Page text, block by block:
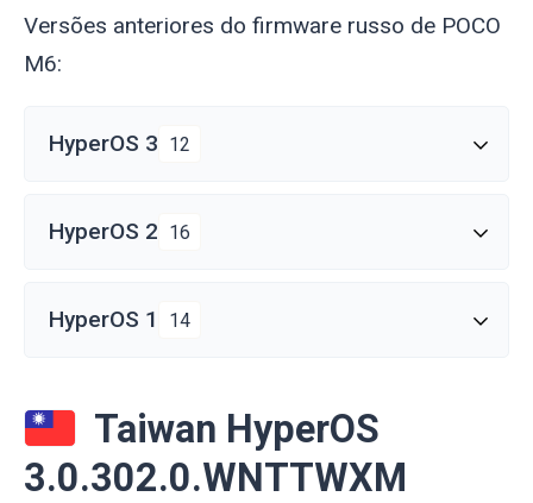
Versões anteriores do firmware russo de POCO
M6:
HyperOS 3 12
HyperOS 2 16
HyperOS 1 14
Taiwan HyperOS
3.0.302.0.WNTTWXM